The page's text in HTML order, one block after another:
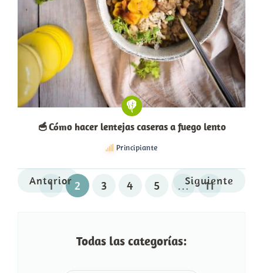
🥣 Cómo hacer lentejas caseras a fuego lento
Principiante
Anterior
1 2 3 4 5 … 11
Siguiente
Todas las categorías: